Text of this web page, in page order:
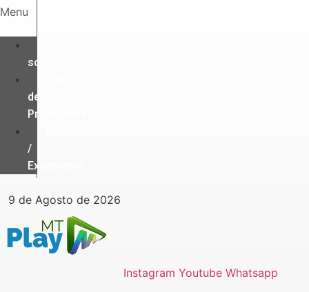
Ir
o
conteúdo
Menu
somos
de
Privacidade
/
Expediente
9 de Agosto de 2026
Instagram Youtube Whatsapp